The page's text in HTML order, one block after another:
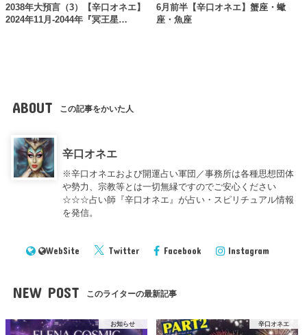
2038年大預言（3）【辛口オネエ】
2024年11月-2044年『冥王星…
6月前半【辛口オネエ】蟹座・蠍
座・魚座
ABOUT この記事をかいた人
辛口オネエ
※辛口オネエおよび開運占い軍団／事務所は各種思想団体
や勢力、宗教等とは一切無縁ですのでご安心ください
☆☆☆占い師『辛口オネエ』が占い・スピリチュアル情報
を発信。
WebSite Twitter Facebook Instagram
NEW POST このライターの最新記事
お知らせ 辛口オネエ